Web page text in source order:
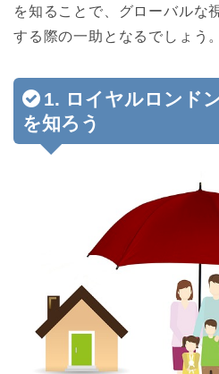
を知ることで、グローバルな
する際の一助となるでしょう。
1. ロイヤルロンド
を知ろう